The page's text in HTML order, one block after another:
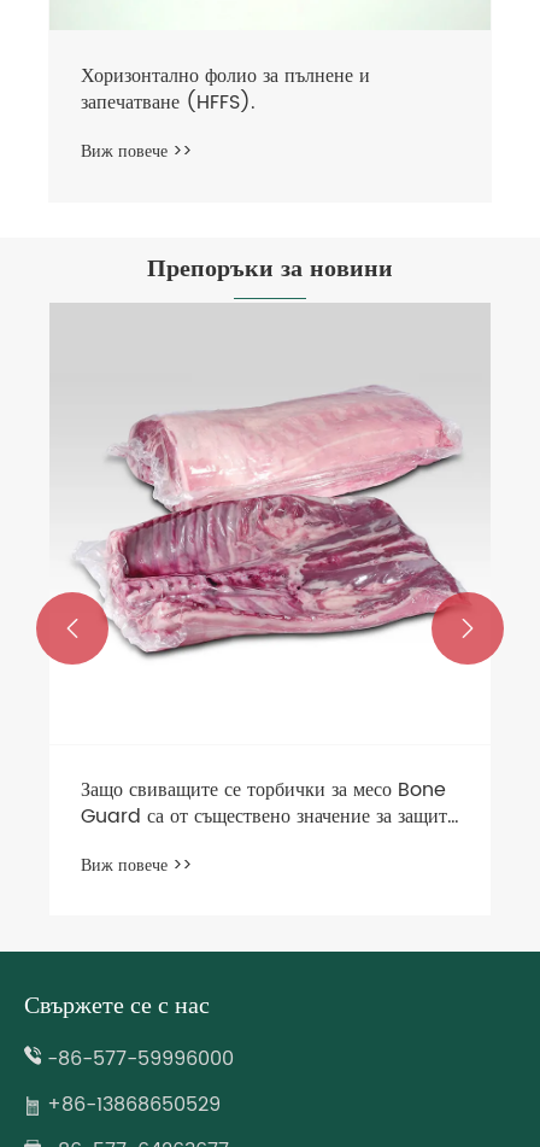
Хоризонтално фолио за пълнене и
запечатване (HFFS).
Виж повече >>
Препоръки за новини
Защо свиващите се торбички за месо Bone
Guard са от съществено значение за защита
максимизиране на срока на годност
Виж повече >>
 
Свържете се с нас
-86-577-59996000
+86-13868650529